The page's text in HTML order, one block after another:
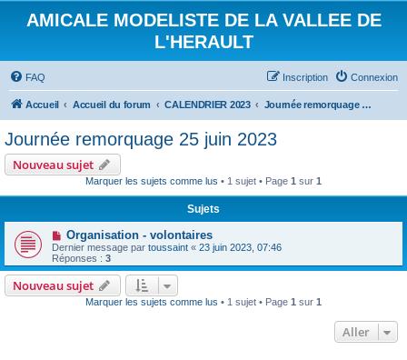
AMICALE MODELISTE DE LA VALLEE DE
L'HERAULT
FAQ Connexion
Inscription
Accueil Accueil du forum CALENDRIER 2023 Journée remorquage 25 juin 2023
Journée remorquage 25 juin 2023
Nouveau sujet
Marquer les sujets comme lus • 1 sujet • Page 1 sur 1
Sujets
Organisation - volontaires
Dernier message par toussaint « 23 juin 2023, 07:46
Réponses : 3
Nouveau sujet
Marquer les sujets comme lus • 1 sujet • Page 1 sur 1
Aller